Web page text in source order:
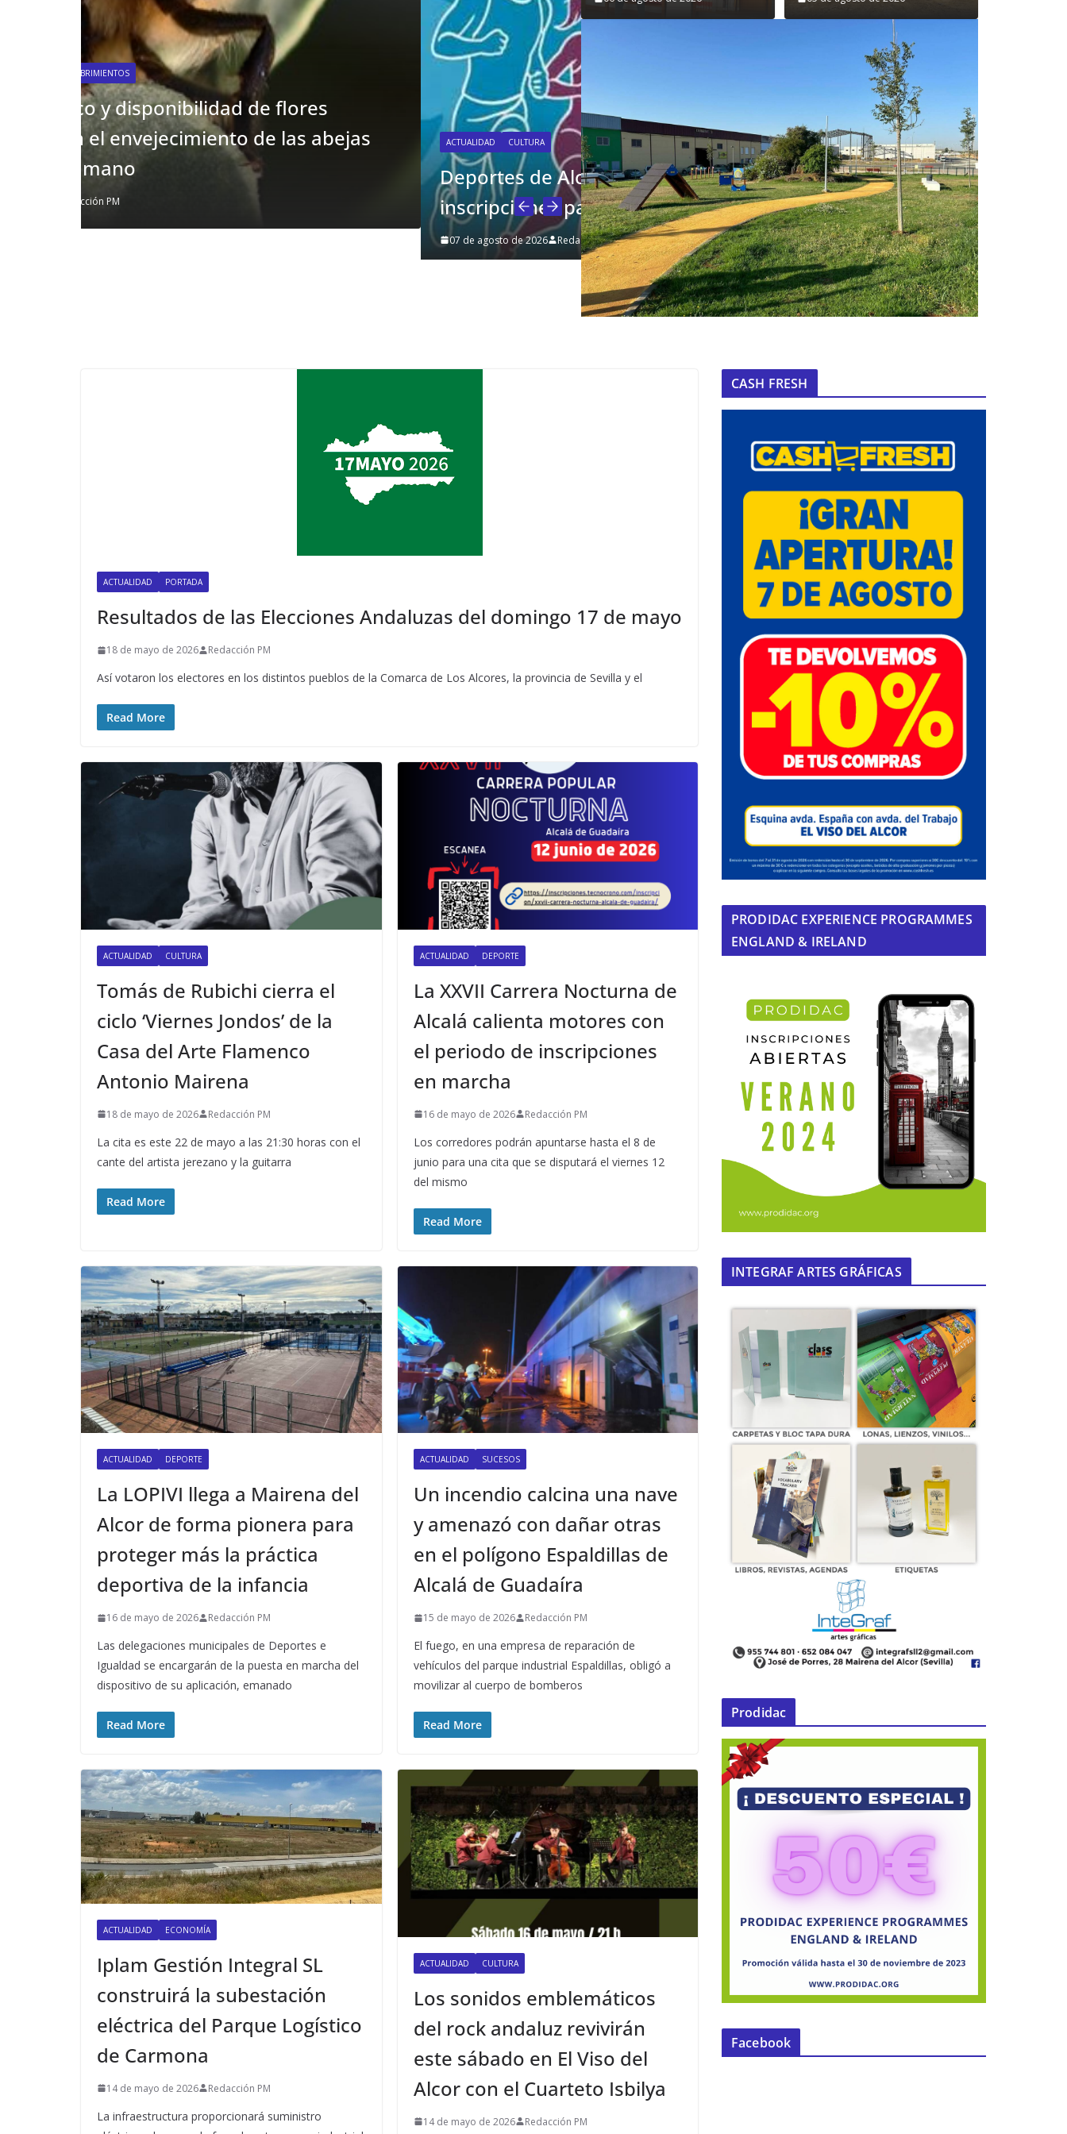
ACTUALIDAD CULTURA
Deportes de Alcalá de Guadaíra tiene abiertas las
inscripciones para la ‘IV Subida del Águila’
ACTUALIDAD PORTADA
Resultados de las Elecciones Andaluzas del domingo 17 de mayo
18 de mayo de 2026 Redacción PM
Así votaron los electores en los distintos pueblos de la Comarca de Los Alcores, la provincia de Sevilla y el
Read More
ACTUALIDAD CULTURA
Tomás de Rubichi cierra el
ciclo ‘Viernes Jondos’ de la
Casa del Arte Flamenco
Antonio Mairena
18 de mayo de 2026 Redacción PM
La cita es este 22 de mayo a las 21:30 horas con el
cante del artista jerezano y la guitarra
Read More
ACTUALIDAD DEPORTE
La XXVII Carrera Nocturna de
Alcalá calienta motores con
el periodo de inscripciones
en marcha
16 de mayo de 2026 Redacción PM
Los corredores podrán apuntarse hasta el 8 de
junio para una cita que se disputará el viernes 12
del mismo
Read More
ACTUALIDAD DEPORTE
La LOPIVI llega a Mairena del
Alcor de forma pionera para
proteger más la práctica
deportiva de la infancia
16 de mayo de 2026 Redacción PM
Las delegaciones municipales de Deportes e
Igualdad se encargarán de la puesta en marcha del
dispositivo de su aplicación, emanado
Read More
ACTUALIDAD SUCESOS
Un incendio calcina una nave
y amenazó con dañar otras
en el polígono Espaldillas de
Alcalá de Guadaíra
15 de mayo de 2026 Redacción PM
El fuego, en una empresa de reparación de
vehículos del parque industrial Espaldillas, obligó a
movilizar al cuerpo de bomberos
Read More
ACTUALIDAD ECONOMÍA
Iplam Gestión Integral SL
construirá la subestación
eléctrica del Parque Logístico
de Carmona
14 de mayo de 2026 Redacción PM
La infraestructura proporcionará suministro
ACTUALIDAD CULTURA
Los sonidos emblemáticos
del rock andaluz revivirán
este sábado en El Viso del
Alcor con el Cuarteto Isbilya
14 de mayo de 2026 Redacción PM
CASH FRESH
PRODIDAC EXPERIENCE PROGRAMMES
ENGLAND & IRELAND
INTEGRAF ARTES GRÁFICAS
Prodidac
Facebook